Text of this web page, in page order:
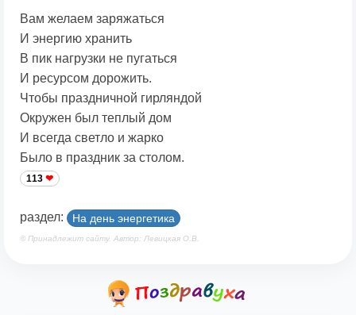
Вам желаем заряжаться
И энергию хранить
В пик нагрузки не пугаться
И ресурсом дорожить.
Чтобы праздничной гирляндой
Окружен был теплый дом
И всегда светло и жарко
Было в праздник за столом.
113
раздел: На день энергетика
© Принадлежит сайту. Автор: Левицкая О.В.